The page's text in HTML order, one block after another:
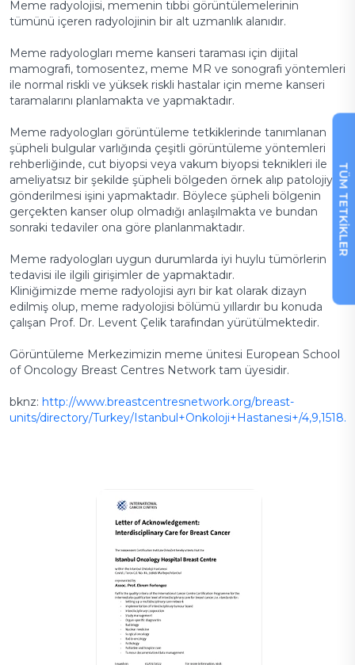
TÜM TETKİKLER
Meme radyolojisi, memenin tıbbi görüntülemelerinin
tümünü içeren radyolojinin bir alt uzmanlık alanıdır.
Meme radyologları meme kanseri taraması için dijital
mamografi, tomosentez, meme MR ve sonografi yöntemleri
ile normal riskli ve yüksek riskli hastalar için meme kanseri
taramalarını planlamakta ve yapmaktadır.
Meme radyologları görüntüleme tetkiklerinde tanımlanan
şüpheli bulgular varlığında çeşitli görüntüleme yöntemleri
rehberliğinde, cut biyopsi veya vakum biyopsi teknikleri ile
ameliyatsız bir şekilde şüpheli bölgeden örnek alıp patolojiye
gönderilmesi işini yapmaktadır. Böylece şüpheli bölgenin
gerçekten kanser olup olmadığı anlaşılmakta ve bundan
sonraki tedaviler ona göre planlanmaktadır.
Meme radyologları uygun durumlarda iyi huylu tümörlerin
tedavisi ile ilgili girişimler de yapmaktadır.
Kliniğimizde meme radyolojisi ayrı bir kat olarak dizayn
edilmiş olup, meme radyolojisi bölümü yıllardır bu konuda
çalışan Prof. Dr. Levent Çelik tarafından yürütülmektedir.
Görüntüleme Merkezimizin meme ünitesi European School
of Oncology Breast Centres Network tam üyesidir.
bknz: http://www.breastcentresnetwork.org/breast-
units/directory/Turkey/Istanbul+Onkoloji+Hastanesi+/4,9,1518.